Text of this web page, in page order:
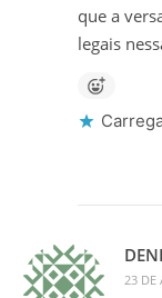
que a
legais
23 DE